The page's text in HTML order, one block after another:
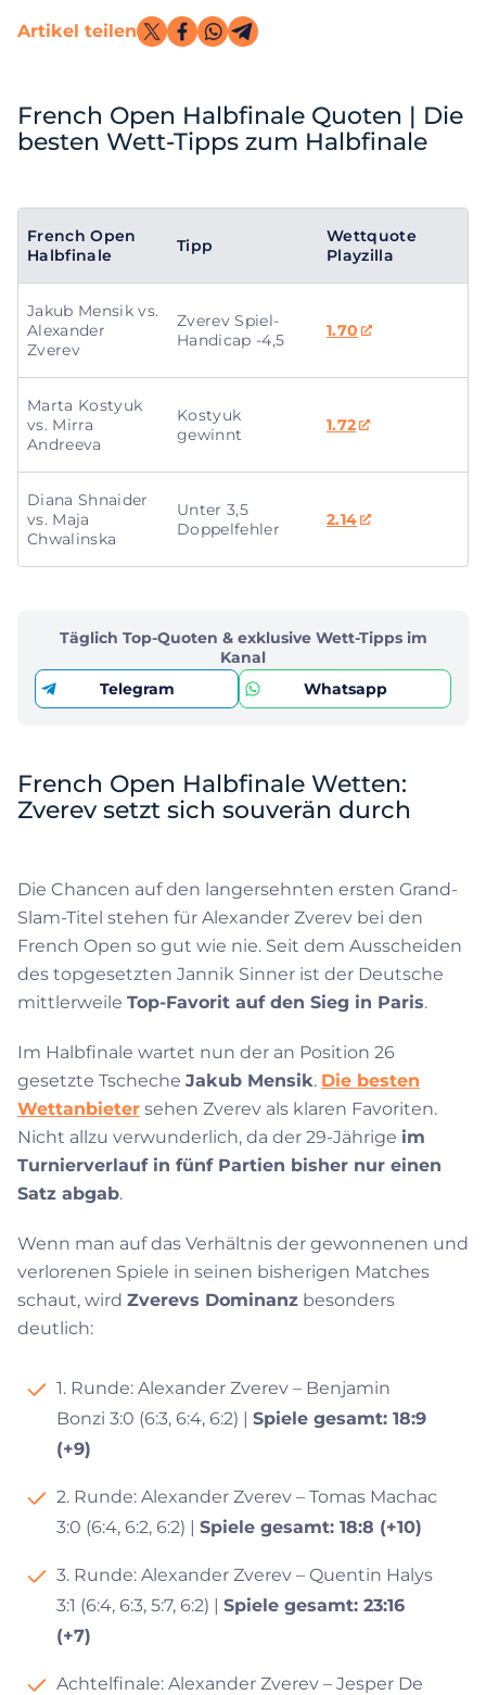
Artikel teilen
French Open Halbfinale Quoten | Die
besten Wett-Tipps zum Halbfinale
French Open
Halbfinale
Tipp
Wettquote
Playzilla
Jakub Mensik vs.
Alexander
Zverev
Zverev Spiel-
Handicap -4,5
1.70
Marta Kostyuk
vs. Mirra
Andreeva
Kostyuk
gewinnt
1.72
Diana Shnaider
vs. Maja
Chwalinska
Unter 3,5
Doppelfehler
2.14
Täglich Top-Quoten & exklusive Wett-Tipps im
Kanal
Telegram
Whatsapp
French Open Halbfinale Wetten:
Zverev setzt sich souverän durch
Die Chancen auf den langersehnten ersten Grand-
Slam-Titel stehen für Alexander Zverev bei den
French Open so gut wie nie. Seit dem Ausscheiden
des topgesetzten Jannik Sinner ist der Deutsche
mittlerweile Top-Favorit auf den Sieg in Paris.
Im Halbfinale wartet nun der an Position 26
gesetzte Tscheche Jakub Mensik. Die besten
Wettanbieter sehen Zverev als klaren Favoriten.
Nicht allzu verwunderlich, da der 29-Jährige im
Turnierverlauf in fünf Partien bisher nur einen
Satz abgab.
Wenn man auf das Verhältnis der gewonnenen und
verlorenen Spiele in seinen bisherigen Matches
schaut, wird Zverevs Dominanz besonders
deutlich:
1. Runde: Alexander Zverev – Benjamin
Bonzi 3:0 (6:3, 6:4, 6:2) | Spiele gesamt: 18:9
(+9)
2. Runde: Alexander Zverev – Tomas Machac
3:0 (6:4, 6:2, 6:2) | Spiele gesamt: 18:8 (+10)
3. Runde: Alexander Zverev – Quentin Halys
3:1 (6:4, 6:3, 5:7, 6:2) | Spiele gesamt: 23:16
(+7)
Achtelfinale: Alexander Zverev – Jesper De